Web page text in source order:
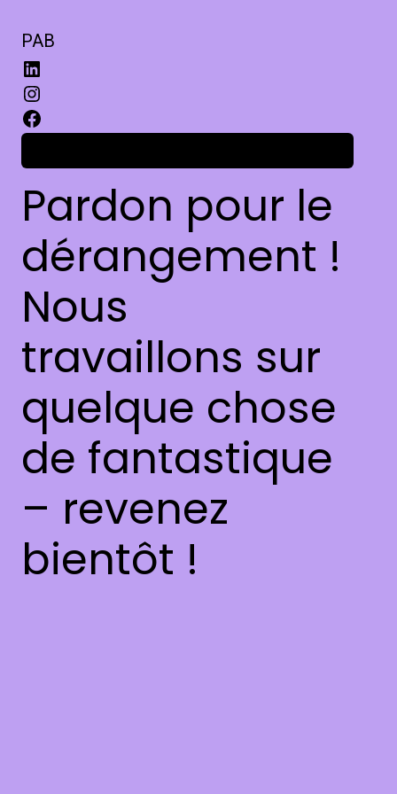
PAB
Pardon pour le
dérangement !
Nous
travaillons sur
quelque chose
de fantastique
– revenez
bientôt !